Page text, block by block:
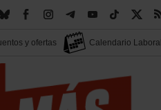
y ofertas Calendario Laboral